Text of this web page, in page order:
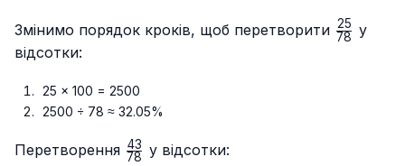
Змінимо порядок кроків, щоб перетворити 78
25 у
відсотки:
25 × 100 = 2500
2500 ÷ 78 ≈ 32.05%
Перетворення \frac{43}
78
43 у відсотки: